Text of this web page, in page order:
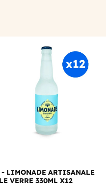
- LIMONADE ARTISANALE
VERRE 330ML X12